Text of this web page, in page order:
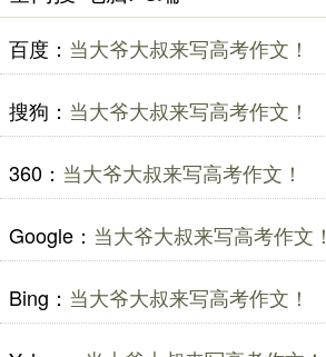
百度： 当大爷大叔来写高考作文！
搜狗： 当大爷大叔来写高考作文！
360： 当大爷大叔来写高考作文！
Google： 当大爷大叔来写高考作文！
Bing： 当大爷大叔来写高考作文！